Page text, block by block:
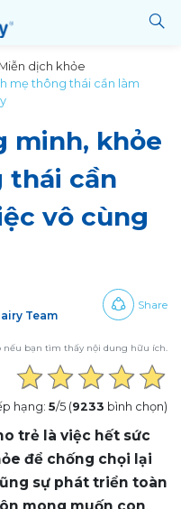
Miễn dịch khỏe
mẹ thông thái cần làm
minh, khỏe
thái cần
vô cùng
Team
Share
nếu bạn tìm thấy nội dung hữu ích.
hạng: 5/5 (9233 bình chọn)
trẻ là việc hết sức
để chống chọi lại
sự phát triển toàn
mong muốn con